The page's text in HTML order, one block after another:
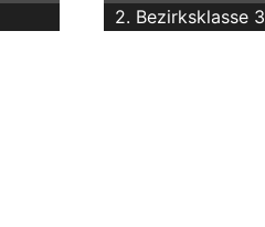
2. Bezirksklasse 3